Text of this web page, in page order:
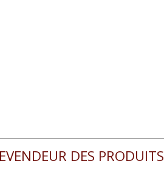
DES PRODUITS